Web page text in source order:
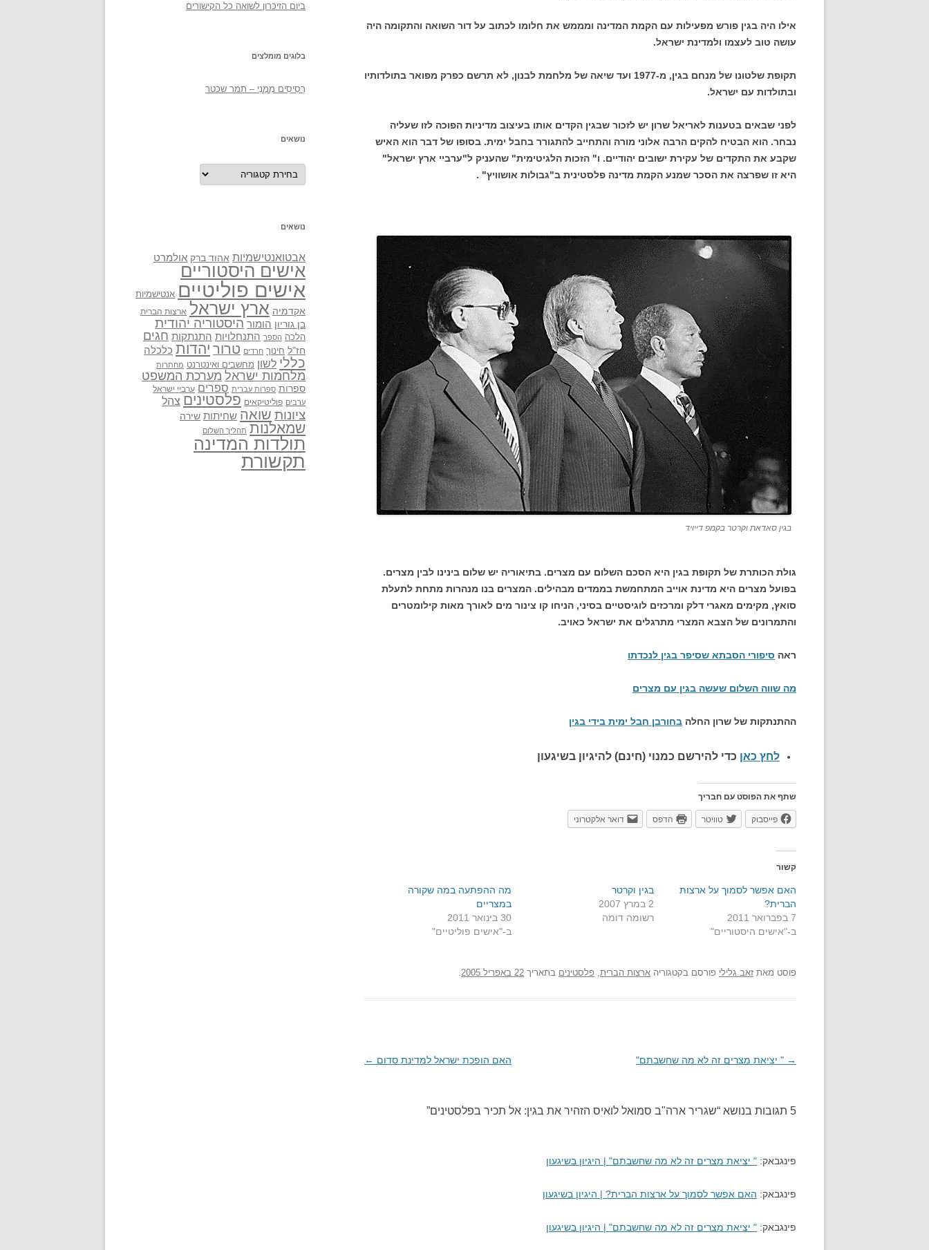
אילו היה בגין פורש מפעילות עם הקמת המדינה ומממש את חלומו לכתוב על דור השואה והתקומה היה
עושה טוב לעצמו ולמדינת ישראל.
תקופת שלטונו של מנחם בגין, מ-1977 ועד שיאה של מלחמת לבנון, לא תרשם כפרק מפואר בתולדותיו
ובתולדות עם ישראל.
לפני שבאים בטענות לאריאל שרון יש לזכור שבגין הקדים אותו בעיצוב מדיניות הפוכה לזו שעליה
נבחר. הוא הבטיח להקים הרבה אלוני מורה והתחייב להתגורר בחבל ימית. בסופו של דבר הוא האיש
שקבע את התקדים של עקירת ישובים יהודיים. ו" הזכות הלגיטימית" שהעניק ל"ערביי ארץ ישראל"
היא זו שפרצה את הסכר שמנע הקמת מדינה פלסטינית ב"גבולות אושוויץ" .
בגין סאדאת וקרטר בקמפ דייויד
גולת הכותרת של תקופת בגין היא הסכם השלום עם מצרים. בתיאוריה יש שלום בינינו לבין מצרים.
בפועל מצרים היא מדינת אוייב המתחמשת בממדים מבהילים. המצרים בנו מנהרות מתחת לתעלת
סואץ, מקימים מאגרי דלק ומרכזים לוגיסטיים בסיני, הניחו קו צינור מים לאורך מאות קילומטרים
והתמרונים של הצבא המצרי מתרגלים את ישראל כאויב.
ראה סיפורי הסבתא שסיפר בגין לנכדתו
מה שווה השלום שעשה בגין עם מצרים
ההתנתקות של שרון החלה בחורבן חבל ימית בידי בגין
לחץ כאן כדי להירשם כמנוי (חינם) להיגיון בשיגעון
שתף את הפוסט עם חבריך
פייסבוק טוויטר הדפס דואר אלקטרוני
קשור
האם אפשר לסמוך על ארצות
הברית?
7 בפברואר 2011
ב-"אישים היסטוריים"
בגין וקרטר
2 במרץ 2007
רשומה דומה
מה ההפתעה במה שקורה
במצריים
30 בינואר 2011
ב-"אישים פוליטיים"
פוסט מאת זאב גלילי פורסם בקטגוריה ארצות הברית, פלסטינים בתאריך 22 באפריל 2005 .
ניווט
→ " יציאת מצרים זה לא מה שחשבתם" האם הופכת ישראל למדינת סדום ←
5 תגובות בנושא “ שגריר ארה"ב סמואל לואיס הזהיר את בגין: אל תכיר בפלסטינים”
פינגבאק: " יציאת מצרים זה לא מה שחשבתם" | היגיון בשיגעון
פינגבאק: האם אפשר לסמוך על ארצות הברית? | היגיון בשיגעון
פינגבאק: " יציאת מצרים זה לא מה שחשבתם" | היגיון בשיגעון
ביום הזיכרון לשואה כל הקישורים
בלוגים מומלצים
רְסִיסִים מִמֶנִי – תמר שכטר
נושאים
נושאים
נושאים
אבטואנטישמיות אהוד ברק אולמרט
אישים היסטוריים
אישים פוליטיים אנטישמיות
אקדמיה ארץ ישראל ארצות הברית
בן גוריון הומור היסטוריה יהודית
הלכה הספר התנחלויות התנתקות חגים
חז"ל חינוך חרדים טרור יהדות כלכלה
כללי לשון מחשבים ואינטרנט מחתרות
מלחמות ישראל מערכת המשפט
ספרות ספרות עברית ספרים ערביי ישראל
ערבים פוליטיקאים פלסטינים צהל
ציונות שואה שחיתות שירה
שמאלנות תהליך השלום
תולדות המדינה
תקשורת